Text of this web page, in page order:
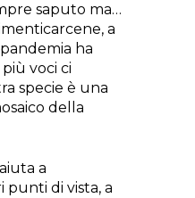
saputo ma…
a
ha
voci ci
specie è una
della
a
di vista, a